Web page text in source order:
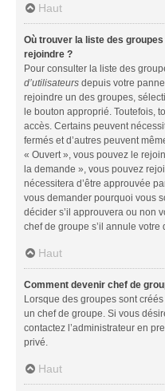
Haut
Où trouver la liste des
rejoindre ?
Pour consulter la liste des
d’utilisateurs depuis votre
rejoindre un des groupes,
le bouton approprié. Toutefois,
accès. Certains peuvent
fermés et d’autres peuvent
« Ouvert », vous pouvez le
la demande », vous pouvez
nécessitera d’être approuvée
vous demander pourquoi vous
décider s’il approuvera ou non
chef de groupe s’il annule votre
Haut
Comment devenir chef de
Lorsque des groupes sont
un chef de groupe. Si vous
contactez l’administrateur en
privé.
Haut